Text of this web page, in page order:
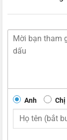
Anh Chị